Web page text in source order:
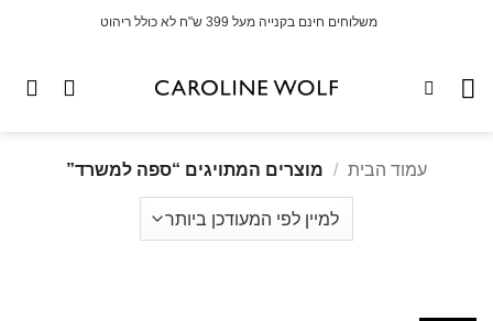
משלוחים חינם בקנייה מעל 399 ש"ח לא כולל ריהוט
עמוד הבית / מוצרים המתויגים “ספה למשרד”